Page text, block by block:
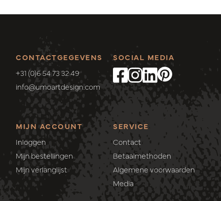
CONTACTGEGEVENS
+31 (0)6 54 73 32 49
info@umoartdesign.com
MIJN ACCOUNT
Inloggen
Mijn bestellingen
Mijn verlanglijst
SERVICE
Contact
Betaalmethoden
Algemene voorwaarden
Media
SOCIAL MEDIA